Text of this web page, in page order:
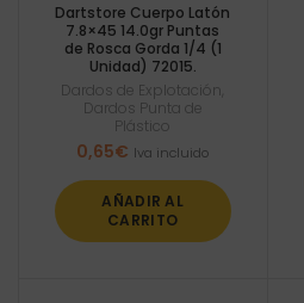
Dartstore Cuerpo Latón
7.8×45 14.0gr Puntas
de Rosca Gorda 1/4 (1
Unidad) 72015.
Dardos de Explotación
Dardos Punta de
Plástico
0,65€ Iva incluido
AÑADIR AL
CARRITO